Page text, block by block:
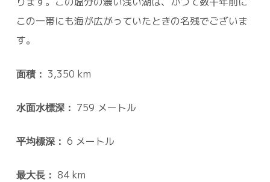
この一帯にも海が広がっていたときの名残でございま
す。
面積： 3,350 km
水面水標深： 759 メートル
平均標深： 6 メートル
最大長： 84 km